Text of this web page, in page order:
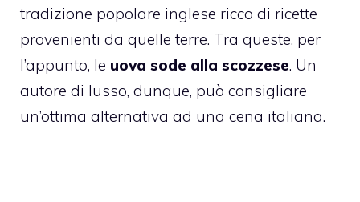
tradizione popolare inglese ricco di ricette
provenienti da quelle terre. Tra queste, per
l’appunto, le uova sode alla scozzese. Un
autore di lusso, dunque, può consigliare
un’ottima alternativa ad una cena italiana.